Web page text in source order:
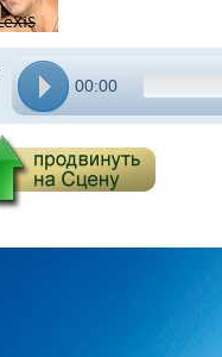
00:00